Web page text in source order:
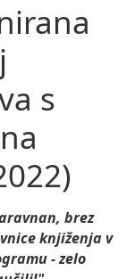
s
na
brez
knjiženja v
- zelo